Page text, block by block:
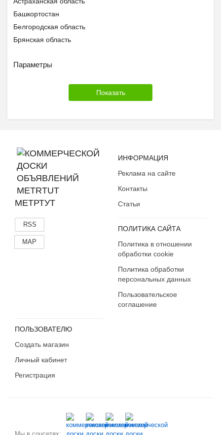
Башкортостан
Белгородская область
Брянская область
Владимирская область
Ивановская область
Ингушетия
Иркутская область
Кабардино-Балкария
Калининградская область
Калмыкия
Калужская область
Камчатский край
Красноярский край
Крым
Курганская область
Липецкая область
Магаданская область
Параметры
МЕТРТУТ
RSS
MAP
ИНФОРМАЦИЯ
Реклама на сайте
Контакты
Статьи
ПОЛИТИКА САЙТА
Политика в отношении
обработки cookie
Политика обработки
персональных данных
Пользовательское
соглашение
ПОЛЬЗОВАТЕЛЮ
Создать магазин
Личный кабинет
Регистрация